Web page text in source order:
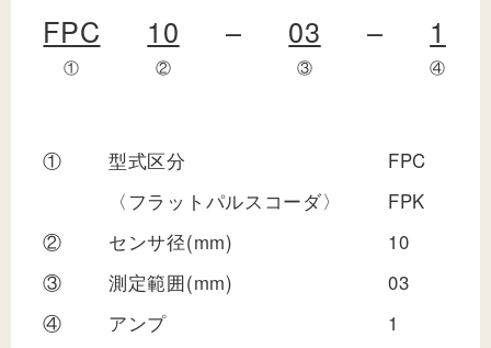
FPC 10 – 03 – 1
① ② ③ ④
① 型式区分 FPC
〈フラットパルスコーダ〉
FPK
②
センサ径(mm) 10
③
測定範囲(mm) 03
④
アンプ 1